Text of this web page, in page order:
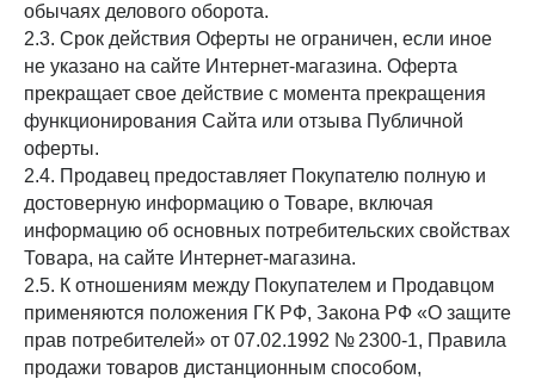
обычаях делового оборота.
2.3. Срок действия Оферты не ограничен, если иное
не указано на сайте Интернет-магазина. Оферта
прекращает свое действие с момента прекращения
функционирования Сайта или отзыва Публичной
оферты.
2.4. Продавец предоставляет Покупателю полную и
достоверную информацию о Товаре, включая
информацию об основных потребительских свойствах
Товара, на сайте Интернет-магазина.
2.5. К отношениям между Покупателем и Продавцом
применяются положения ГК РФ, Закона РФ «О защите
прав потребителей» от 07.02.1992 № 2300-1, Правила
продажи товаров дистанционным способом,